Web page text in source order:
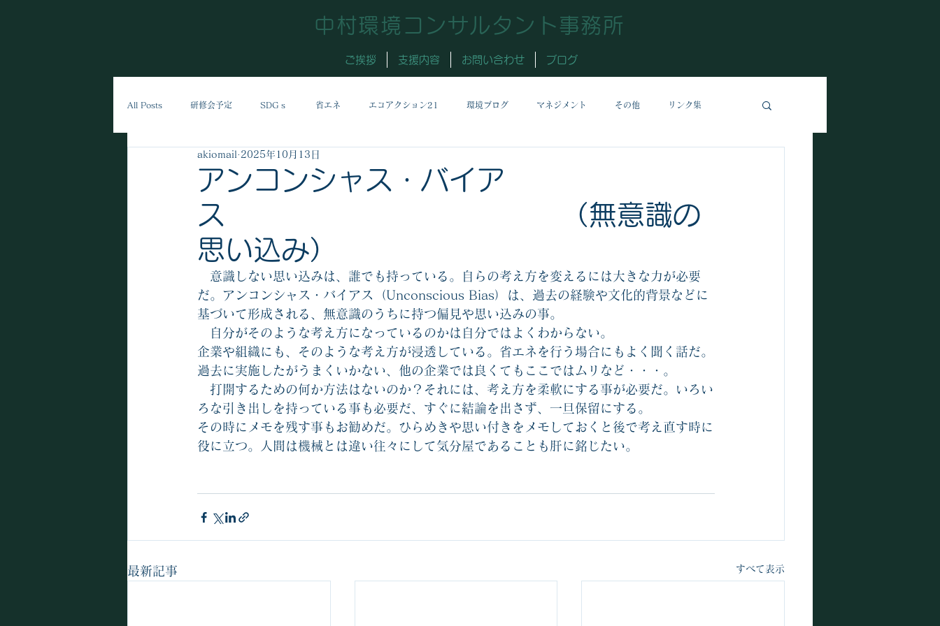
中村環境コンサルタント事務所
ご挨拶 支援内容 お問い合わせ ブログ
All Posts 研修会予定 SDGｓ 省エネ エコアクション21 環境ブログ マネジメント その他 リンク集
アンコンシャス・バイア
ス （無意識の
思い込み）
akiomail 2025年10月13日
意識しない思い込みは、誰でも持っている。自らの考え方を変えるには大きな力が必要
だ。アンコンシャス・バイアス（Unconscious Bias）は、過去の経験や文化的背景などに
基づいて形成される、無意識のうちに持つ偏見や思い込みの事。
自分がそのような考え方になっているのかは自分ではよくわからない。
企業や組織にも、そのような考え方が浸透している。省エネを行う場合にもよく聞く話だ。
過去に実施したがうまくいかない、他の企業では良くてもここではムリなど・・・。
打開するための何か方法はないのか？それには、考え方を柔軟にする事が必要だ。いろい
ろな引き出しを持っている事も必要だ、すぐに結論を出さず、一旦保留にする。
その時にメモを残す事もお勧めだ。ひらめきや思い付きをメモしておくと後で考え直す時に
役に立つ。人間は機械とは違い往々にして気分屋であることも肝に銘じたい。
最新記事 すべて表示